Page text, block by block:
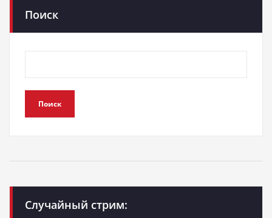
Поиск
Поиск
Случайный стрим: